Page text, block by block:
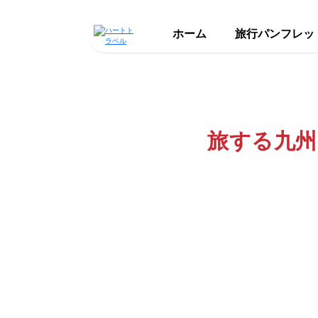
ホーム 旅行パンフレッ
旅する九